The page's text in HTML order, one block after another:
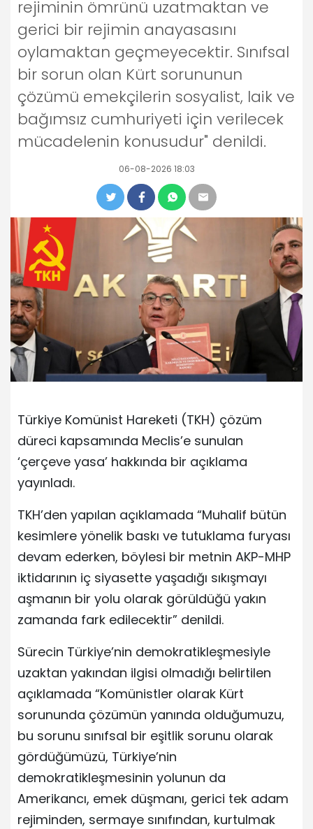
rejiminin ömrünü uzatmaktan ve
gerici bir rejimin anayasasını
oylamaktan geçmeyecektir. Sınıfsal
bir sorun olan Kürt sorununun
çözümü emekçilerin sosyalist, laik ve
bağımsız cumhuriyeti için verilecek
mücadelenin konusudur" denildi.
06-08-2026 18:03
Türkiye Komünist Hareketi (TKH) çözüm
düreci kapsamında Meclis’e sunulan
‘çerçeve yasa’ hakkında bir açıklama
yayınladı.
TKH’den yapılan açıklamada “Muhalif bütün
kesimlere yönelik baskı ve tutuklama furyası
devam ederken, böylesi bir metnin AKP-MHP
iktidarının iç siyasette yaşadığı sıkışmayı
aşmanın bir yolu olarak görüldüğü yakın
zamanda fark edilecektir” denildi.
Sürecin Türkiye’nin demokratikleşmesiyle
uzaktan yakından ilgisi olmadığı belirtilen
açıklamada “Komünistler olarak Kürt
sorununda çözümün yanında olduğumuzu,
bu sorunu sınıfsal bir eşitlik sorunu olarak
gördüğümüzü, Türkiye’nin
demokratikleşmesinin yolunun da
Amerikancı, emek düşmanı, gerici tek adam
rejiminden, sermaye sınıfından, kurtulmak